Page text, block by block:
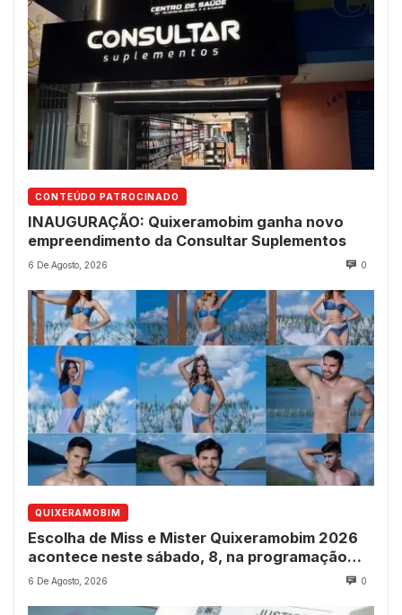
CONTEÚDO PATROCINADO
INAUGURAÇÃO: Quixeramobim ganha novo
empreendimento da Consultar Suplementos
6 De Agosto, 2026 0
QUIXERAMOBIM
Escolha de Miss e Mister Quixeramobim 2026
acontece neste sábado, 8, na programação
dos 237 anos do município
6 De Agosto, 2026 0